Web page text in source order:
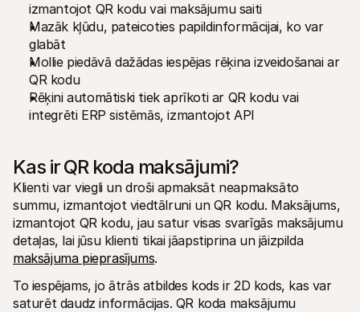
Pircējiem
Uzziniet, kāpēc Mollie ir jūsu bankas izrakstā
Mollie klientiem
Sazinieties ar mūsu klientu atbalsta komandu
Sazinieties ar pārdošanas komandu
Atklājiet, kā mēs varam palīdzēt jūsu uzņēmumam
izmantojot QR kodu vai maksājumu saiti
Mazāk kļūdu, pateicoties papildinformācijai, ko var
glabāt
Mollie piedāvā dažādas iespējas rēķina izveidošanai ar
QR kodu
Rēķini automātiski tiek aprīkoti ar QR kodu vai
integrēti ERP sistēmās, izmantojot API
Kas ir QR koda maksājumi?
Klienti var viegli un droši apmaksāt neapmaksāto
summu, izmantojot viedtālruni un QR kodu. Maksājums,
izmantojot QR kodu, jau satur visas svarīgās maksājumu
detaļas, lai jūsu klienti tikai jāapstiprina un jāizpilda
maksājuma pieprasījums.
To iespējams, jo ātrās atbildes kods ir 2D kods, kas var
saturēt daudz informācijas. QR koda maksājumu